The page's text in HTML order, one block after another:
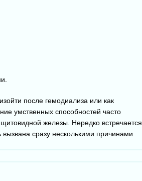
после гемодиализа или как
умственных способностей часто
железы. Нередко встречается
сразу несколькими причинами.